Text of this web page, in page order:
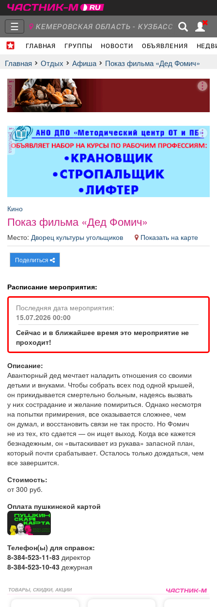
☰ КЕМЕРОВСКАЯ ОБЛАСТЬ - КУЗБАСС
ГЛАВНАЯ ГРУППЫ НОВОСТИ ОБЪЯВЛЕНИЯ
Объявления Недвижимость Услуги
Афиша Обучение
ТВ программа Я - пенсионер
Главная Отдых афиша Показ фильма «Дед Фомич»
реклама
реклама
Кино
Показ фильма «Дед Фомич»
Место: Дворец культуры угольщиков Показать на карте
Поделиться
Расписание мероприятия:
Последняя дата мероприятия:
15.07.2026 00:00
Сейчас и в ближайшее время это мероприятие не
проходит!
Описание:
Авантюрный дед мечтает наладить отношения со своими
детьми и внуками. Чтобы собрать всех под одной крышей,
он прикидывается смертельно больным, надеясь вызвать
у них сострадание и желание помириться. Однако несмотря
на попытки примирения, все оказывается сложнее, чем
он думал, и восстановить связи не так просто. Но Фомич
не из тех, кто сдается — он ищет выход. Когда все кажется
безнадежным, он «вытаскивает из рукава» запасной план,
который почти срабатывает. Осталось только дождаться, чем
все завершится.
Стоимость:
от 300 руб.
Оплата пушкинской картой
Телефон(ы) для справок:
8-384-523-11-83 директор
8-384-523-10-43 дежурная
ТОВАРЫ, СКИДКИ, АКЦИИ